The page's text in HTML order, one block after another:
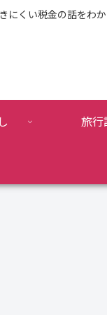
くい税金の話をわ
旅行